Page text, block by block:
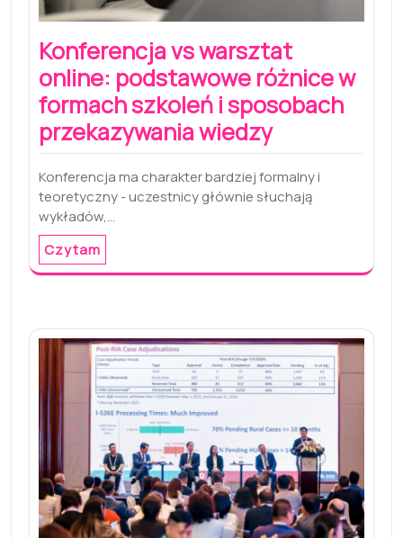
Konferencja vs warsztat
online: podstawowe różnice w
formach szkoleń i sposobach
przekazywania wiedzy
Konferencja ma charakter bardziej formalny i
teoretyczny - uczestnicy głównie słuchają
wykładów,…
Czytam